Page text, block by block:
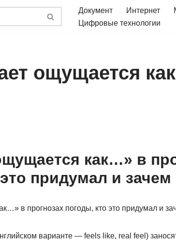
Документ Интернет
Цифровые технологии
ощущается
как…» в
придумал и зачем
варианте — feels like, real feel)